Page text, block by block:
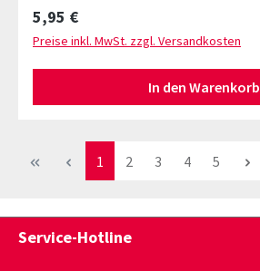
Regulärer Preis:
5,95 €
Preise inkl. MwSt. zzgl. Versandkosten
In den Warenkorb
Seite
1 Seite
2 Seite
3 Seite
4 Seite
5
Service-Hotline